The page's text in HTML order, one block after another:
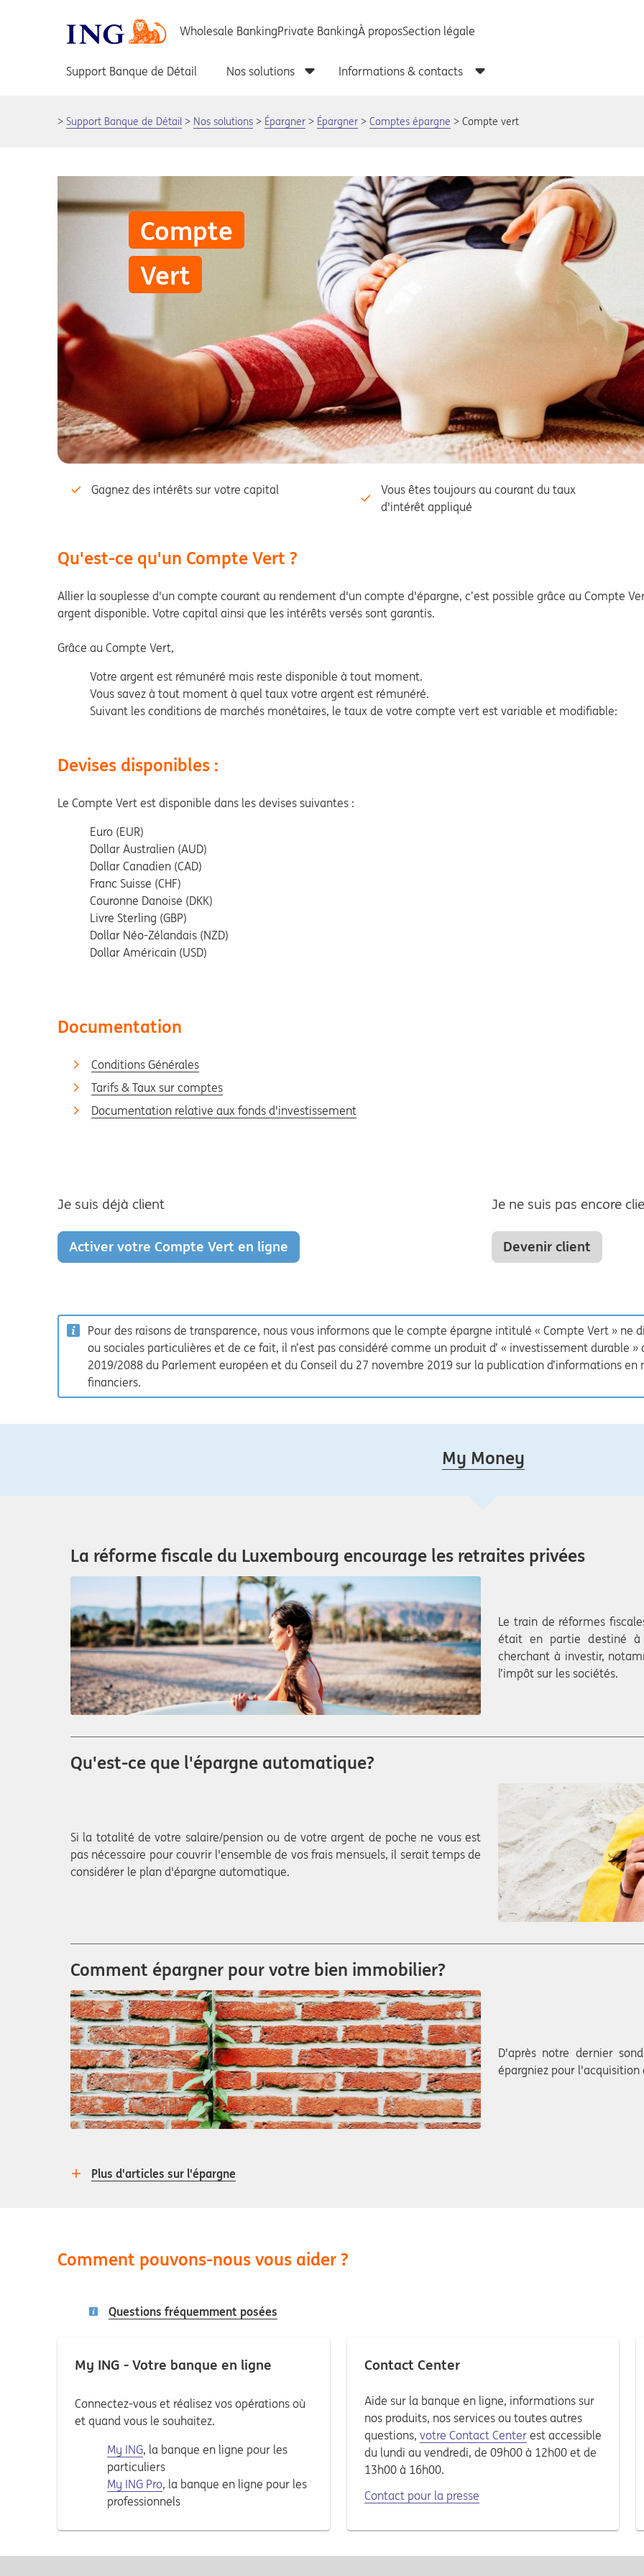
Support Banque de Détail Nos solutions Épargner Épargner Comptes épargne Compte vert
Compte
Vert
Gagnez des intérêts sur votre capital
Vous êtes toujours au courant du taux
d'intérêt appliqué
Qu'est-ce qu'un Compte Vert ?
Allier la souplesse d'un compte courant au rendement d'un compte d'épargne, c’est possible grâce au Compte
argent disponible. Votre capital ainsi que les intérêts versés sont garantis.
Grâce au Compte Vert,
Votre argent est rémunéré mais reste disponible à tout moment.
Vous savez à tout moment à quel taux votre argent est rémunéré.
Suivant les conditions de marchés monétaires, le taux de votre compte vert est variable et modifiable:
Devises disponibles :
Le Compte Vert est disponible dans les devises suivantes :
Euro (EUR)
Dollar Australien (AUD)
Dollar Canadien (CAD)
Franc Suisse (CHF)
Couronne Danoise (DKK)
Livre Sterling (GBP)
Dollar Néo-Zélandais (NZD)
Dollar Américain (USD)
Documentation
Conditions Générales
Tarifs & Taux sur comptes
Documentation relative aux fonds d'investissement
Je suis déjà client
Activer votre Compte Vert en ligne
Je ne suis pas encore
Devenir client
Pour des raisons de transparence, nous vous informons que le compte épargne intitulé « Compte Vert » ne
ou sociales particulières et de ce fait, il n’est pas considéré comme un produit d’ « investissement durable »
2019/2088 du Parlement européen et du Conseil du 27 novembre 2019 sur la publication d’informations
financiers.
My Money
La réforme fiscale du Luxembourg encourage les retraites privées
Le train de réformes
était en partie destiné à
cherchant à investir,
l’impôt sur les sociétés.
Qu'est-ce que l'épargne automatique?
Si la totalité de votre salaire/pension ou de votre argent de poche ne vous est
pas nécessaire pour couvrir l'ensemble de vos frais mensuels, il serait temps de
considérer le plan d'épargne automatique.
Comment épargner pour votre bien immobilier?
D'après notre dernier
épargniez pour
Plus d'articles sur l'épargne
Comment pouvons-nous vous aider ?
Questions fréquemment posées
My ING - Votre banque en ligne
Connectez-vous et réalisez vos opérations où
et quand vous le souhaitez.
My ING, la banque en ligne pour les
particuliers
My ING Pro, la banque en ligne pour les
professionnels
Contact Center
Aide sur la banque en ligne, informations sur
nos produits, nos services ou toutes autres
questions, votre Contact Centerest accessible
du lundi au vendredi, de 09h00 à 12h00 et de
13h00 à 16h00.
Contact pour la presse